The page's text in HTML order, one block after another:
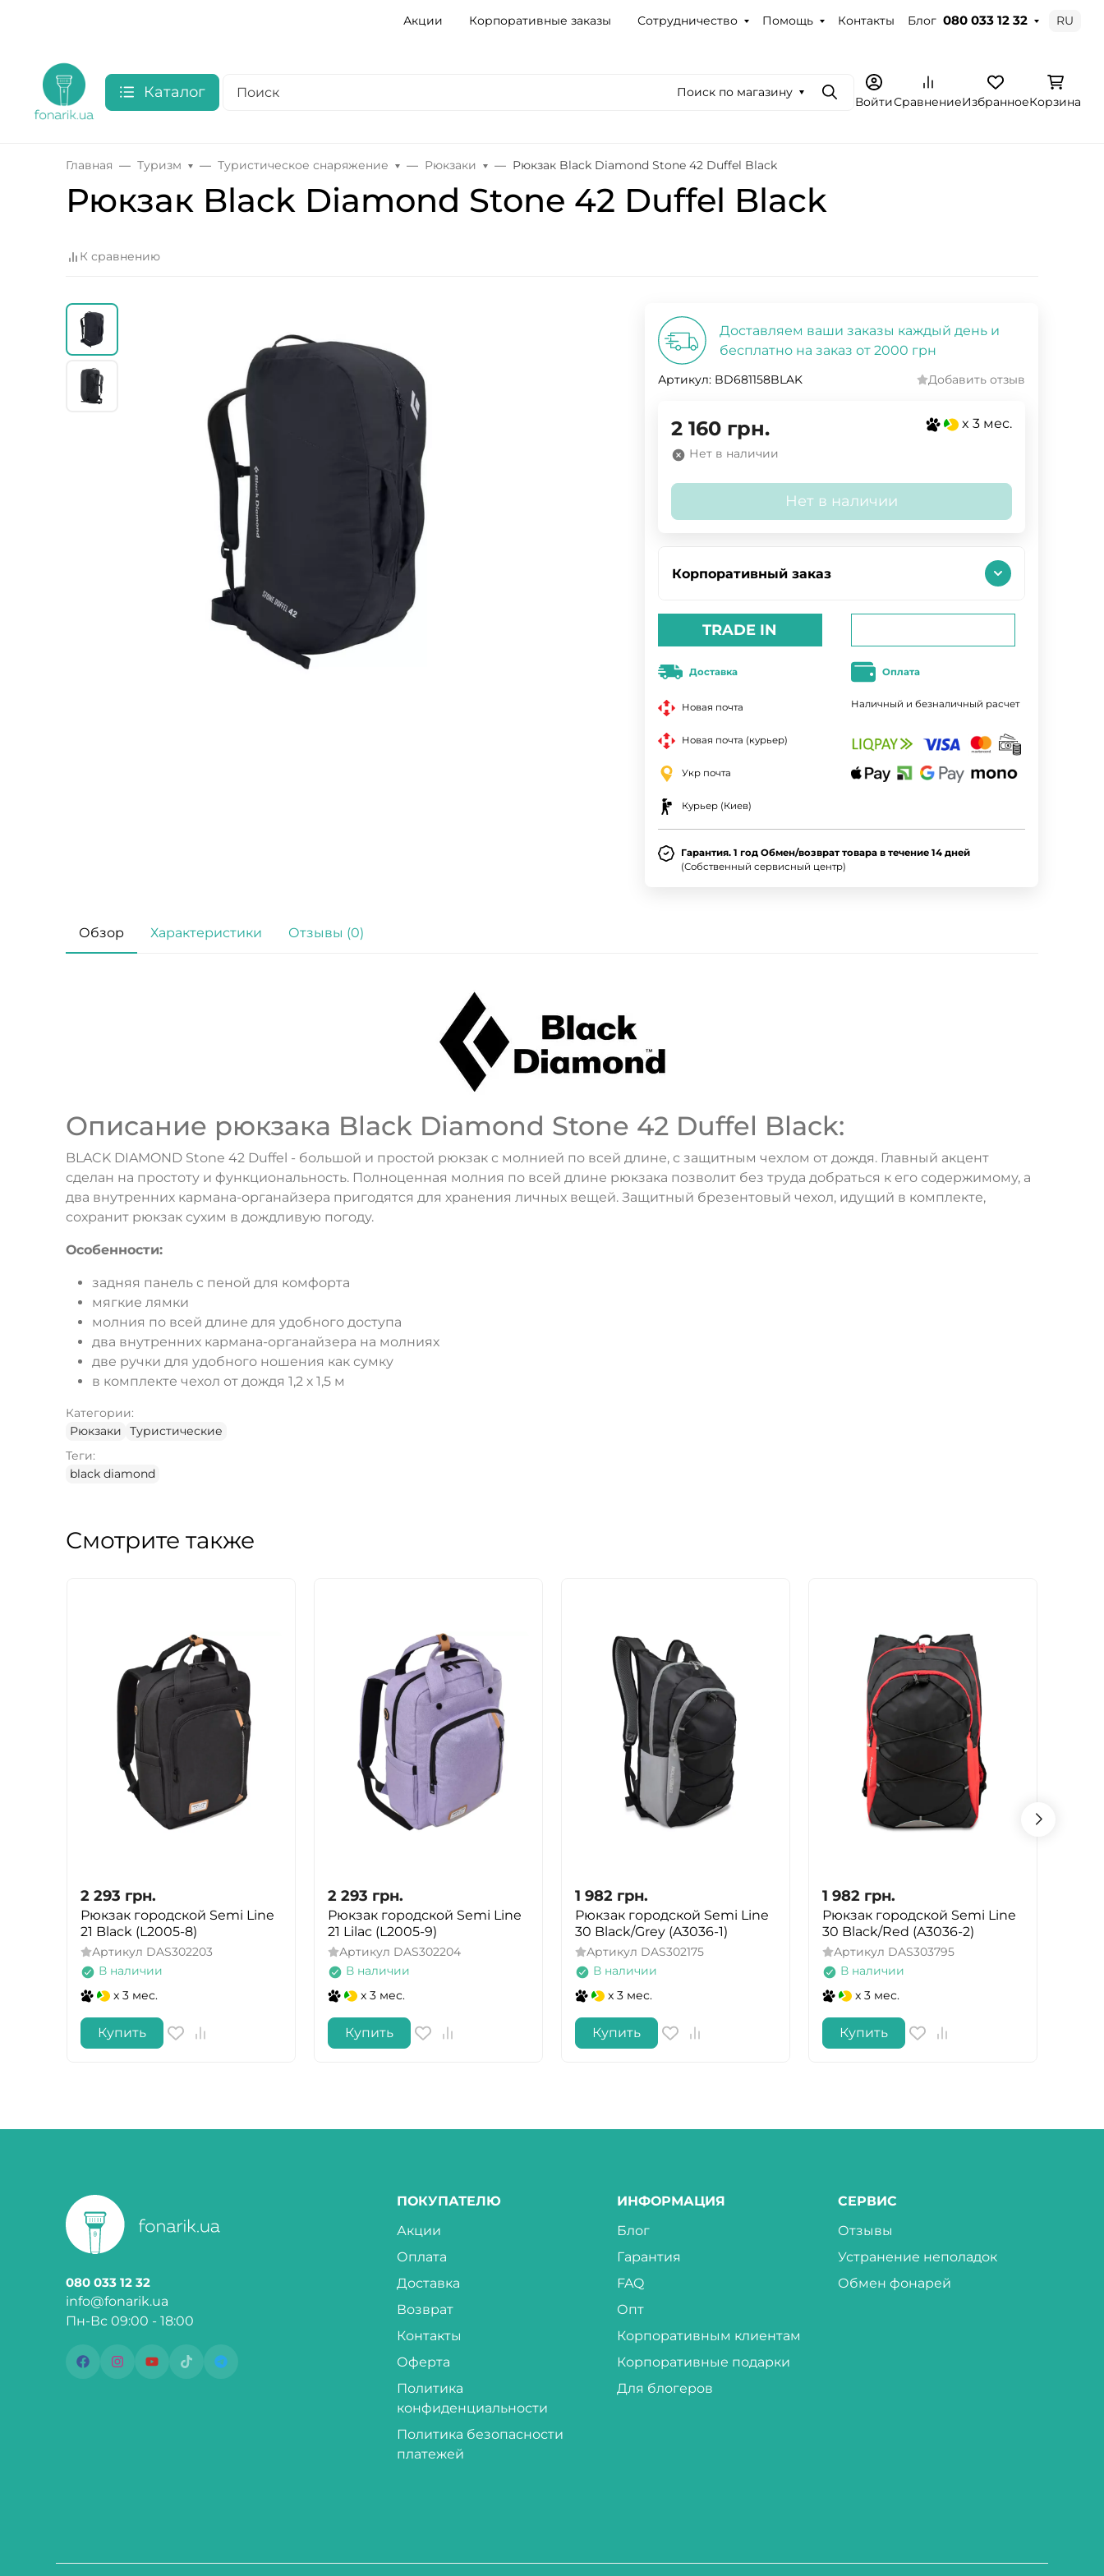
Акции Корпоративные заказы Сотрудничество Помощь Контакты Блог 080 033 12 32 RU
Каталог Поиск по магазину
ПоискВойтиСравнениеИзбранноеКорзина
Главная Туризм Туристическое снаряжение Рюкзаки Рюкзак Black Diamond Stone 42 Duffel Black
Рюкзак Black Diamond Stone 42 Duffel Black
К сравнению
Доставляем ваши заказы каждый день и
бесплатно на заказ от 2000 грн
Артикул: BD681158BLAK Добавить отзыв
2 160 грн. x 3 мес.
Нет в наличии
Нет в наличии
Корпоративный заказ
TRADE IN
Доставка
Новая почта
Новая почта (курьер)
Укр почта
Курьер (Киев)
Оплата
Наличный и безналичный расчет
Гарантия. 1 год Обмен/возврат товара в течение 14 дней
(Собственный сервисный центр)
Обзор Характеристики Отзывы (0)
Описание рюкзака Black Diamond Stone 42 Duffel Black:
BLACK DIAMOND Stone 42 Duffel - большой и простой рюкзак с молнией по всей длине, с защитным чехлом от дождя. Главный акцент
сделан на простоту и функциональность. Полноценная молния по всей длине рюкзака позволит без труда добраться к его содержимому, а
два внутренних кармана-органайзера пригодятся для хранения личных вещей. Защитный брезентовый чехол, идущий в комплекте,
сохранит рюкзак сухим в дождливую погоду.
Особенности:
задняя панель с пеной для комфорта
мягкие лямки
молния по всей длине для удобного доступа
два внутренних кармана-органайзера на молниях
две ручки для удобного ношения как сумку
в комплекте чехол от дождя 1,2 х 1,5 м
Категории:
Рюкзаки
Туристические
Теги:
black diamond
Смотрите также
2 293 грн.
Рюкзак городской Semi Line
21 Black (L2005-8)
Артикул DAS302203
В наличии
x 3 мес.
Купить
2 293 грн.
Рюкзак городской Semi Line
21 Lilac (L2005-9)
Артикул DAS302204
В наличии
x 3 мес.
Купить
1 982 грн.
Рюкзак городской Semi Line
30 Black/Grey (A3036-1)
Артикул DAS302175
В наличии
x 3 мес.
Купить
1 982 грн.
Рюкзак городской Semi Line
30 Black/Red (A3036-2)
Артикул DAS303795
В наличии
x 3 мес.
Купить
080 033 12 32
info@fonarik.ua
Пн-Вс 09:00 - 18:00
ПОКУПАТЕЛЮ
Акции
Оплата
Доставка
Возврат
Контакты
Оферта
Политика
конфиденциальности
Политика безопасности
платежей
ИНФОРМАЦИЯ
Блог
Гарантия
FAQ
Опт
Корпоративным клиентам
Корпоративные подарки
Для блогеров
СЕРВИС
Отзывы
Устранение неполадок
Обмен фонарей